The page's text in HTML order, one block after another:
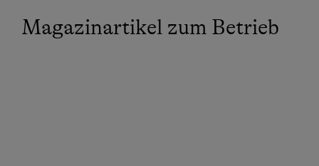
Magazinartikel zum Betrieb